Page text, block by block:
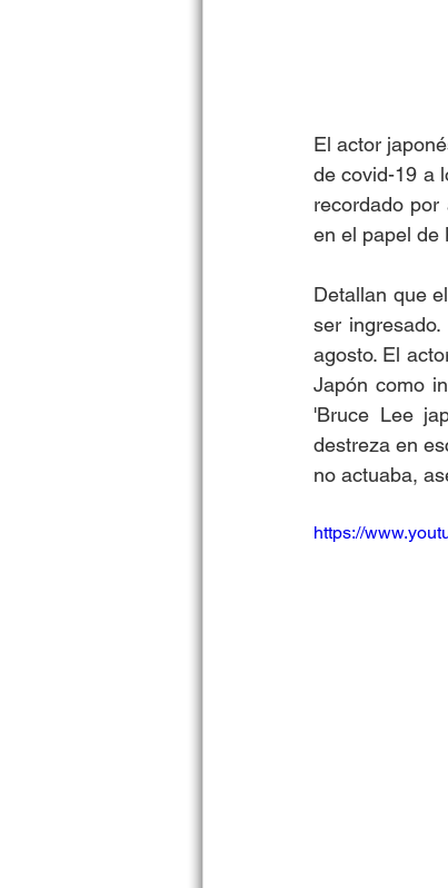
El actor
de covid-19 a
recordado por
en el papel de
Detallan que
ser
agosto. El
Japón como
'Bruce Lee
destreza en
no actuaba,
https://